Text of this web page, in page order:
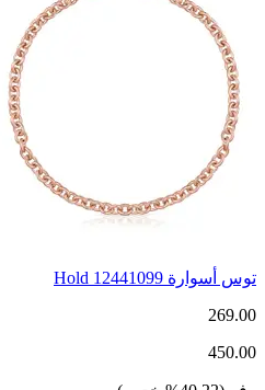
توس أسوارة Hold 12441099
269.00
450.00